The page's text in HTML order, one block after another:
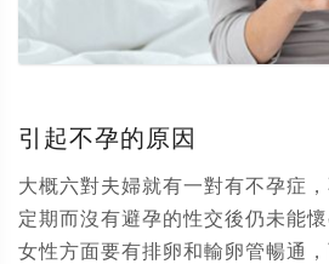
引起不孕的原因
大概六對夫婦就有一對有不孕症
定期而沒有避孕的性交後仍未能
女性方面要有排卵和輸卵管暢通